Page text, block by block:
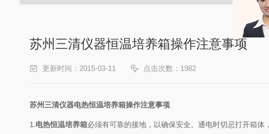
苏州三清仪器恒温培养箱操作注意事项
更新时间：2015-03-11 点击次数：1982
苏州三清仪器电热恒温培养箱操作注意事项
1.电热恒温培养箱必须有可靠的接地，以确保安全。通电时切忌打开箱体